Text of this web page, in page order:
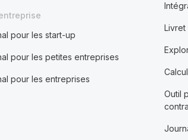
pour les start-up
pour les petites entreprises
pour les entreprises
Livret
Outil